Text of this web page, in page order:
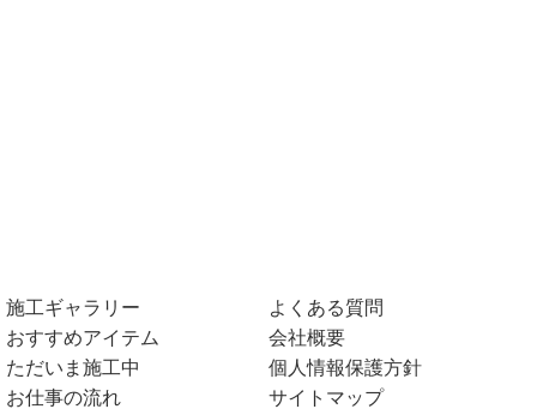
施工ギャラリー
おすすめアイテム
ただいま施工中
お仕事の流れ
よくある質問
会社概要
個人情報保護方針
サイトマップ